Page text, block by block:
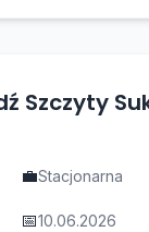
Szczyty
💼Stacjonarna
📅10.06.2026